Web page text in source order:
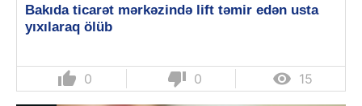
Bakıda ticarət mərkəzində lift təmir edən usta
yıxılaraq ölüb
thumb_up 0 thumb_down 0  15